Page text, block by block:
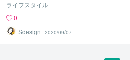
ライフスタイル
0
Sdesign
2020/09/07